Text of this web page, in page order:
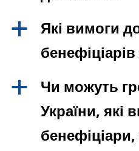
a
Які вимоги
a
Чи можуть
України, які